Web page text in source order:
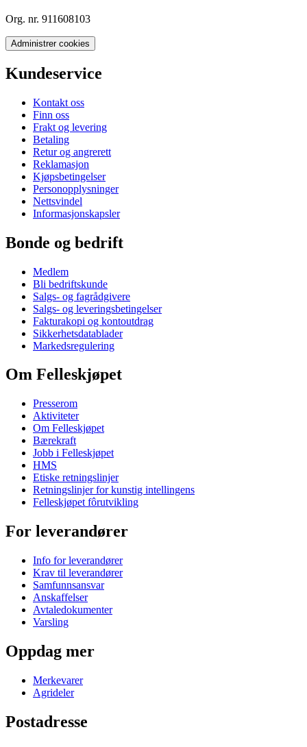
Org. nr. 911608103
Administrer cookies
Kundeservice
Kontakt oss
Finn oss
Frakt og levering
Betaling
Retur og angrerett
Reklamasjon
Kjøpsbetingelser
Personopplysninger
Nettsvindel
Informasjonskapsler
Bonde og bedrift
Medlem
Bli bedriftskunde
Salgs- og fagrådgivere
Salgs- og leveringsbetingelser
Fakturakopi og kontoutdrag
Sikkerhetsdatablader
Markedsregulering
Om Felleskjøpet
Presserom
Aktiviteter
Om Felleskjøpet
Bærekraft
Jobb i Felleskjøpet
HMS
Etiske retningslinjer
Retningslinjer for kunstig intellingens
Felleskjøpet fôrutvikling
For leverandører
Info for leverandører
Krav til leverandører
Samfunnsansvar
Anskaffelser
Avtaledokumenter
Varsling
Oppdag mer
Merkevarer
Agrideler
Postadresse